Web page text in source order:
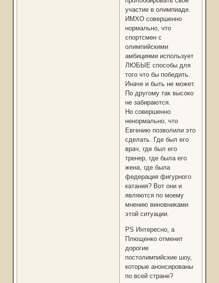
участие в олимпиаде.
ИМХО совершенно
нормально, что
спортсмен с
олимпийскими
амбициями использует
ЛЮБЫЕ способы для
того что бы победить.
Иначе и быть не может.
По другому так высоко
не забираются.
Но совершенно
ненормально, что
Евгению позволили это
сделать. Где был его
врач, где был его
тренер, где была его
жена, где была
федерация фигурного
катания? Вот они и
являются по моему
мнению виновниками
этой ситуации.
PS Интересно, а
Плющенко отменит
дорогие
постолимпийские шоу,
которые анонсированы
по всей стране?